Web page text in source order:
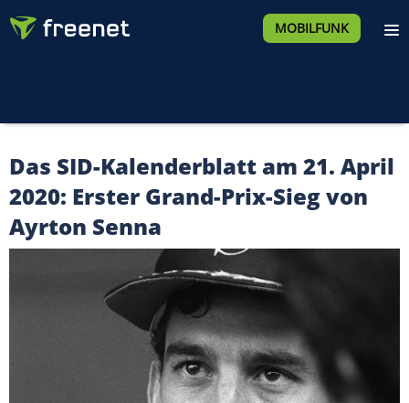
MOBILFUNK
Das SID-Kalenderblatt am 21. April
2020: Erster Grand-Prix-Sieg von
Ayrton Senna